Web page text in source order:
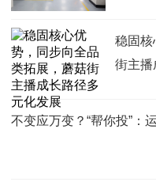
稳固核
街主播
不变应万变？“帮你投”：